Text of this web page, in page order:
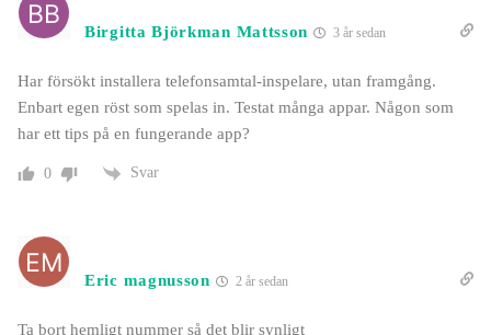
Birgitta Björkman Mattsson 3 år sedan
Har försökt installera telefonsamtal-inspelare, utan framgång.
Enbart egen röst som spelas in. Testat många appar. Någon som
har ett tips på en fungerande app?
0 Svar
Eric magnusson 2 år sedan
Ta bort hemligt nummer så det blir synligt